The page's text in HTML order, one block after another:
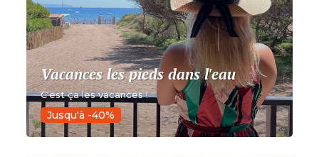
Vacances les pieds dans l'eau
C'est ça les vacances !
Jusqu'à -40%